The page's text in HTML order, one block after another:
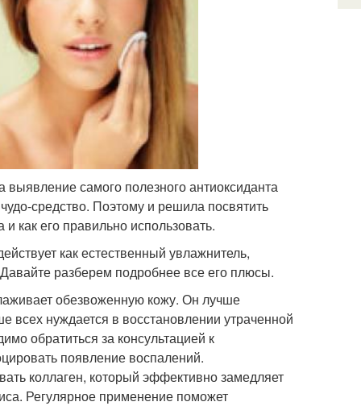
самого полезного антиоксиданта
средство. Поэтому и решила посвятить
как его правильно использовать.
как естественный увлажнитель,
разберем подробнее все его плюсы.
обезвоженную кожу. Он лучше
всех нуждается в восстановлении утраченной
обратиться за консультацией к
появление воспалений.
коллаген, который эффективно замедляет
Регулярное применение поможет